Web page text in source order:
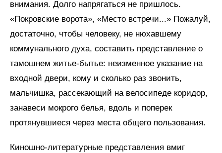
внимания. Долго напрягаться не пришлось.
«Покровские ворота», «Место встречи...» Пожалуй,
достаточно, чтобы человеку, не нюхавшему
коммунального духа, составить представление о
тамошнем житье-бытье: неизменное указание на
входной двери, кому и сколько раз звонить,
мальчишка, рассекающий на велосипеде коридор,
занавеси мокрого белья, вдоль и поперек
протянувшиеся через места общего пользования.
Киношно-литературные представления вмиг